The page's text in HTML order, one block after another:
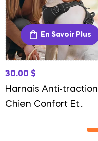
En Savoir Plus
30.00 $
Harnais Anti-traction
Chien Confort Et